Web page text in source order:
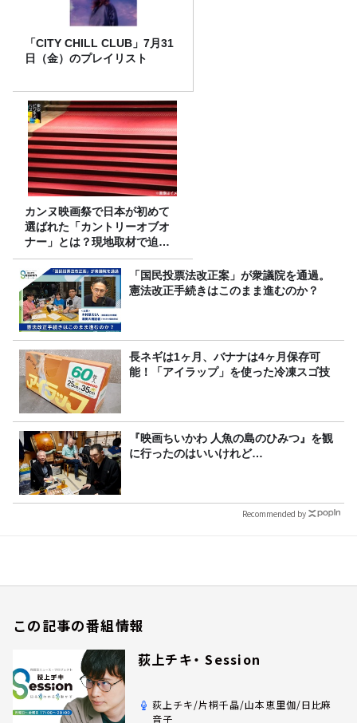
「CITY CHILL CLUB」7月31
日（金）のプレイリスト
カンヌ映画祭で日本が初めて
選ばれた「カントリーオブオ
ナー」とは？現地取材で迫る
選出の意味
「国民投票法改正案」が衆議院を通過。
憲法改正手続きはこのまま進むのか？
長ネギは1ヶ月、バナナは4ヶ月保存可
能！「アイラップ」を使った冷凍スゴ技
『映画ちいかわ 人魚の島のひみつ』を観
に行ったのはいいけれど…
Recommended by
この記事の番組情報
荻上チキ・ Session
荻上チキ/片桐千晶/山本恵里伽/日比麻
音子